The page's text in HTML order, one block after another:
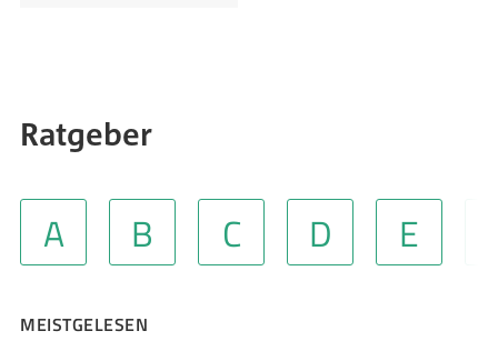
Ratgeber
A B C D E
MEISTGELESEN